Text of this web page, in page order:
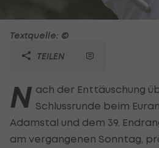
Textquelle: ©
TEILEN
N ach der Enttäuschung
Schlussrunde beim
Adamstal und dem 39.
am vergangenen Sonntag,